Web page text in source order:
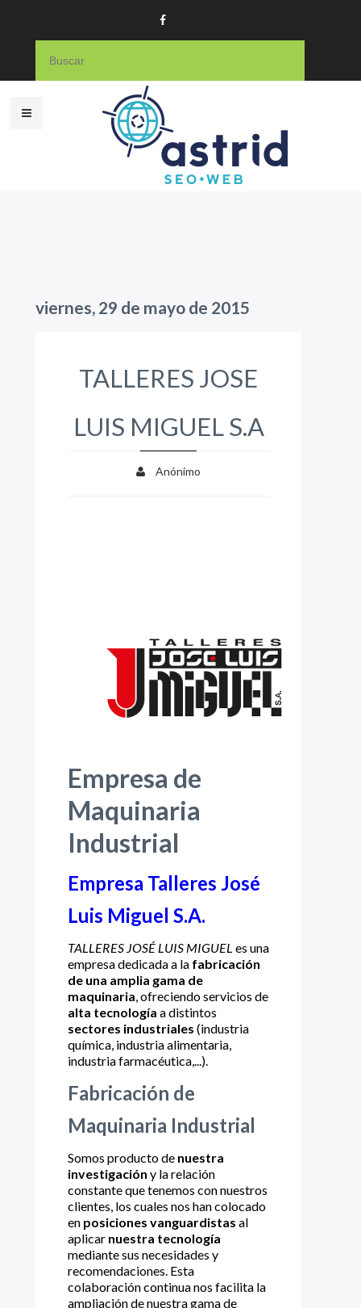
viernes, 29 de mayo de 2015
TALLERES JOSE
LUIS MIGUEL S.A
Anónimo
Empresa de
Maquinaria
Industrial
Empresa Talleres José
Luis Miguel S.A.
TALLERES JOSÉ LUIS MIGUEL es una
empresa dedicada a la fabricación
de una amplia gama de
maquinaria , ofreciendo servicios de
alta tecnología a distintos
sectores industriales (industria
química, industria alimentaria,
industria farmacéutica,...).
Fabricación de
Maquinaria Industrial
Somos producto de nuestra
investigación y la relación
constante que tenemos con nuestros
clientes, los cuales nos han colocado
en posiciones vanguardistas al
aplicar nuestra tecnología
mediante sus necesidades y
recomendaciones. Esta
colaboración continua nos facilita la
ampliación de nuestra gama de